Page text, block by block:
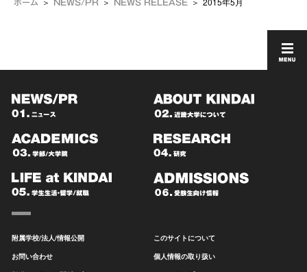
ホーム NEWS/PR NEWS RELEASE
附属学校/法人/情報公開
お問い合わせ
このサイトについて
個人情報の取り扱い